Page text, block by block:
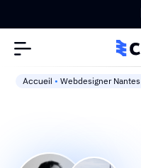
Accueil •Webdesigner Nantes